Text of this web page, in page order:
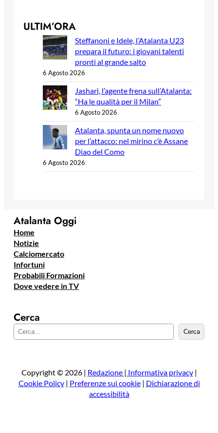
ULTIM’ORA
Steffanoni e Idele, l’Atalanta U23
prepara il futuro: i giovani talenti
pronti al grande salto
6 Agosto 2026
Jashari, l’agente frena sull’Atalanta:
“Ha le qualità per il Milan”
6 Agosto 2026
Atalanta, spunta un nome nuovo
per l’attacco: nel mirino c’è Assane
Diao del Como
6 Agosto 2026
Atalanta Oggi
Home
Notizie
Calciomercato
Infortuni
Probabili Formazioni
Dove vedere in TV
Cerca
e
a
Cerca
Copyright © 2026 | Redazione | Informativa privacy|
Cookie Policy| Preferenze sui cookie| Dichiarazione di
accessibilità